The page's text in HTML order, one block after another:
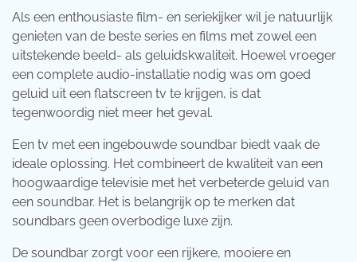
Als een enthousiaste film- en seriekijker wil je natuurlijk
genieten van de beste series en films met zowel een
uitstekende beeld- als geluidskwaliteit. Hoewel vroeger
een complete audio-installatie nodig was om goed
geluid uit een flatscreen tv te krijgen, is dat
tegenwoordig niet meer het geval.
Een tv met een ingebouwde soundbar biedt vaak de
ideale oplossing. Het combineert de kwaliteit van een
hoogwaardige televisie met het verbeterde geluid van
een soundbar. Het is belangrijk op te merken dat
soundbars geen overbodige luxe zijn.
De soundbar zorgt voor een rijkere, mooiere en